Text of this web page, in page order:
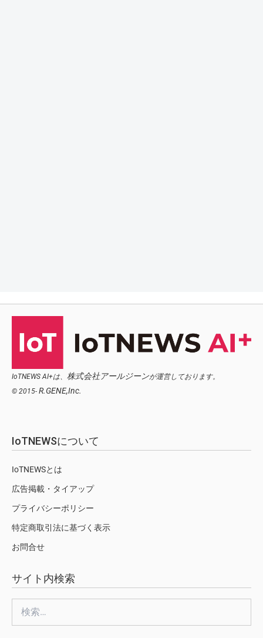
IoTNEWS AI+は、 株式会社アールジーンが運営しております。
© 2015- R.GENE,Inc.
IoTNEWSについて
IoTNEWSとは
広告掲載・タイアップ
プライバシーポリシー
特定商取引法に基づく表示
お問合せ
サイト内検索
索: